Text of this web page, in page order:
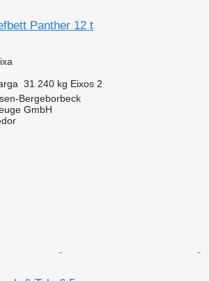
Panther 12 t
31 240 kg Eixos 2
Bergeborbeck
GmbH